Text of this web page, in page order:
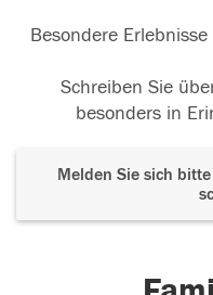
Besondere
Schreiben Sie
besonders in
Melden Sie sich